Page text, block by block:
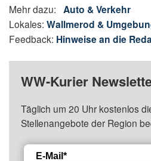
Mehr dazu:Auto & Verkehr
Lokales:Wallmerod &
Feedback: Hinweise an die
WW-Kurier
Täglich um 20 Uhr kostenlos
Stellenangebote der Region
E-Mail*